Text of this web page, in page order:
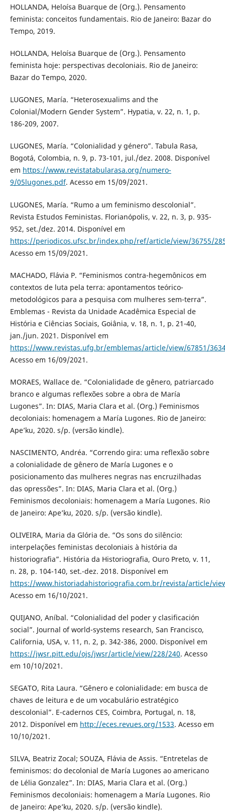
HOLLANDA, Heloísa Buarque de (Org.). Pensamento
feminista: conceitos fundamentais. Rio de Janeiro: Bazar do
Tempo, 2019.
HOLLANDA, Heloísa Buarque de (Org.). Pensamento
feminista hoje: perspectivas decoloniais. Rio de Janeiro:
Bazar do Tempo, 2020.
LUGONES, María. “Heterosexualims and the
Colonial/Modern Gender System”. Hypatia, v. 22, n. 1, p.
186-209, 2007.
LUGONES, María. “Colonialidad y género”. Tabula Rasa,
Bogotá, Colombia, n. 9, p. 73-101, jul./dez. 2008. Disponível
em https://www.revistatabularasa.org/numero-
9/05lugones.pdf. Acesso em 15/09/2021.
LUGONES, María. “Rumo a um feminismo descolonial”.
Revista Estudos Feministas. Florianópolis, v. 22, n. 3, p. 935-
952, set./dez. 2014. Disponível em
https://periodicos.ufsc.br/index.php/ref/article/view/36755/
Acesso em 15/09/2021.
MACHADO, Flávia P. “Feminismos contra-hegemônicos em
contextos de luta pela terra: apontamentos teórico-
metodológicos para a pesquisa com mulheres sem-terra”.
Emblemas - Revista da Unidade Acadêmica Especial de
História e Ciências Sociais, Goiânia, v. 18, n. 1, p. 21-40,
jan./jun. 2021. Disponível em
https://www.revistas.ufg.br/emblemas/article/view/67851/
Acesso em 16/09/2021.
MORAES, Wallace de. “Colonialidade de gênero, patriarcado
branco e algumas reflexões sobre a obra de María
Lugones”. In: DIAS, Maria Clara et al. (Org.) Feminismos
decoloniais: homenagem a María Lugones. Rio de Janeiro:
Ape’ku, 2020. s/p. (versão kindle).
NASCIMENTO, Andréa. “Correndo gira: uma reflexão sobre
a colonialidade de gênero de María Lugones e o
posicionamento das mulheres negras nas encruzilhadas
das opressões”. In: DIAS, Maria Clara et al. (Org.)
Feminismos decoloniais: homenagem a María Lugones. Rio
de Janeiro: Ape’ku, 2020. s/p. (versão kindle).
OLIVEIRA, Maria da Glória de. “Os sons do silêncio:
interpelações feministas decoloniais à história da
historiografia”. História da Historiografia, Ouro Preto, v. 11,
n. 28, p. 104-140, set.-dez. 2018. Disponível em
https://www.historiadahistoriografia.com.br/revista/article/
Acesso em 16/10/2021.
QUIJANO, Aníbal. “Colonialidad del poder y clasificación
social”. Journal of world-systems research, San Francisco,
California, USA, v. 11, n. 2, p. 342-386, 2000. Disponível em
https://jwsr.pitt.edu/ojs/jwsr/article/view/228/240. Acesso
em 10/10/2021.
SEGATO, Rita Laura. “Gênero e colonialidade: em busca de
chaves de leitura e de um vocabulário estratégico
descolonial”. E-cadernos CES, Coimbra, Portugal, n. 18,
2012. Disponível em http://eces.revues.org/1533. Acesso em
10/10/2021.
SILVA, Beatriz Zocal; SOUZA, Flávia de Assis. “Entretelas de
feminismos: do decolonial de María Lugones ao americano
de Lélia Gonzalez”. In: DIAS, Maria Clara et al. (Org.)
Feminismos decoloniais: homenagem a María Lugones. Rio
de Janeiro: Ape’ku, 2020. s/p. (versão kindle).